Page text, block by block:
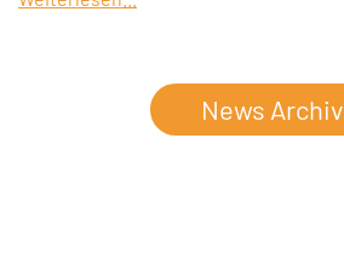
News Archiv